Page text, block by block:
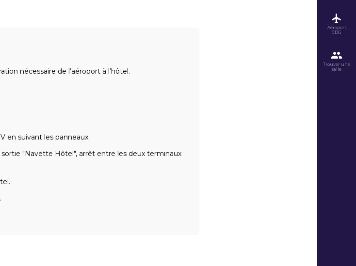
Aéroport
CDG
Trouver une
salle
nécessaire de l’aéroport à l’hôtel.
en suivant les panneaux.
sortie "Navette Hôtel", arrêt entre les deux terminaux